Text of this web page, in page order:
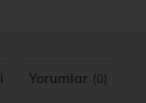
Yorumlar (0)